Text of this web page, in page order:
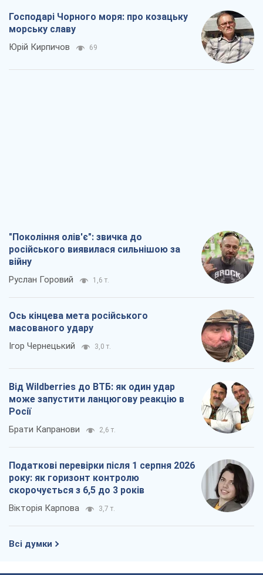
Господарі Чорного моря: про козацьку
морську славу
Юрій Кирпичов 69
"Покоління олів'є": звичка до
російського виявилася сильнішою за
війну
Руслан Горовий 1,6 т.
Ось кінцева мета російського
масованого удару
Ігор Чернецький 3,0 т.
Від Wildberries до ВТБ: як один удар
може запустити ланцюгову реакцію в
Росії
Брати Капранови 2,6 т.
Податкові перевірки після 1 серпня 2026
року: як горизонт контролю
скорочується з 6,5 до 3 років
Вікторія Карпова 3,7 т.
Всі думки